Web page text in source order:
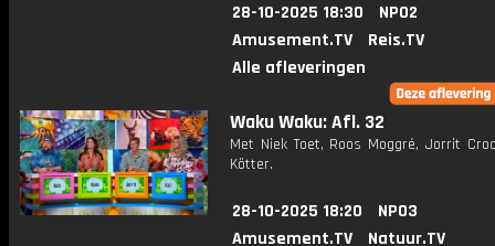
28-10-2025 18:30
NPO2
Amusement.TV
Reis.TV
Alle afleveringen
Waku Waku: Afl. 32
Met Niek Toet, Roos Moggré, Jorrit
Kötter.
28-10-2025 18:20
NPO3
Amusement.TV
Natuur.TV